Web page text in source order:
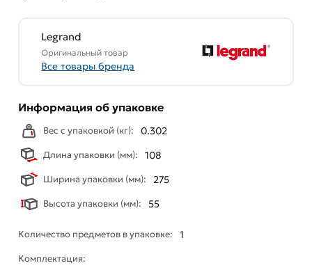
Legrand
Оригинальный товар
Все товары бренда
Информация об упаковке
Вес с упаковкой (кг): 0.302
Длина упаковки (мм): 108
Ширина упаковки (мм): 275
Высота упаковки (мм): 55
Количество предметов в упаковке: 1
Комплектация: